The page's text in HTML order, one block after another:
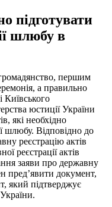
підготувати
шлюбу в
першим
а правильно
Київського
юстиції України
які необхідно
шлюбу. Відповідно до
реєстрацію актів
реєстрації актів
заяви про державну
пред’явити документ,
який підтверджує